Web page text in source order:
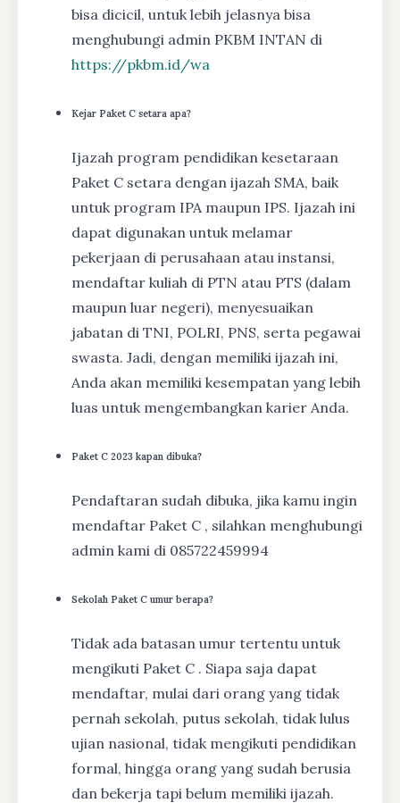
bisa dicicil, untuk lebih jelasnya bisa
menghubungi admin PKBM INTAN di
https://pkbm.id/wa
Kejar Paket C setara apa?
Ijazah program pendidikan kesetaraan
Paket C setara dengan ijazah SMA, baik
untuk program IPA maupun IPS. Ijazah ini
dapat digunakan untuk melamar
pekerjaan di perusahaan atau instansi,
mendaftar kuliah di PTN atau PTS (dalam
maupun luar negeri), menyesuaikan
jabatan di TNI, POLRI, PNS, serta pegawai
swasta. Jadi, dengan memiliki ijazah ini,
Anda akan memiliki kesempatan yang lebih
luas untuk mengembangkan karier Anda.
Paket C 2023 kapan dibuka?
Pendaftaran sudah dibuka, jika kamu ingin
mendaftar Paket C , silahkan menghubungi
admin kami di 085722459994
Sekolah Paket C umur berapa?
Tidak ada batasan umur tertentu untuk
mengikuti Paket C . Siapa saja dapat
mendaftar, mulai dari orang yang tidak
pernah sekolah, putus sekolah, tidak lulus
ujian nasional, tidak mengikuti pendidikan
formal, hingga orang yang sudah berusia
dan bekerja tapi belum memiliki ijazah.